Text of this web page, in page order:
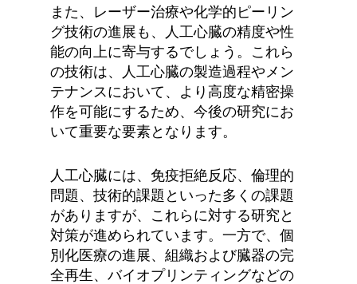
また、レーザー治療や化学的ピーリン
グ技術の進展も、人工心臓の精度や性
能の向上に寄与するでしょう。これら
の技術は、人工心臓の製造過程やメン
テナンスにおいて、より高度な精密操
作を可能にするため、今後の研究にお
いて重要な要素となります。
人工心臓には、免疫拒絶反応、倫理的
問題、技術的課題といった多くの課題
がありますが、これらに対する研究と
対策が進められています。一方で、個
別化医療の進展、組織および臓器の完
全再生、バイオプリンティングなどの